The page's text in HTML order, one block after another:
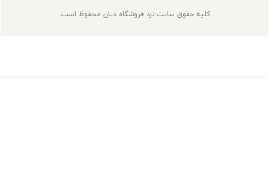
کلیه حقوق سایت نزد فروشگاه دیان محفوظ است.